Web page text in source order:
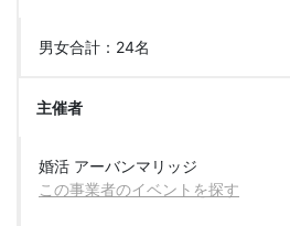
男女合計：24名
主催者
婚活 アーバンマリッジ
この事業者のイベントを探す